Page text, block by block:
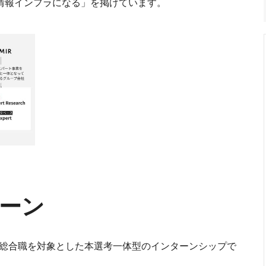
インフラになる」を掲げています。
ン
合職を対象とした本選考一体型のインターンシップで